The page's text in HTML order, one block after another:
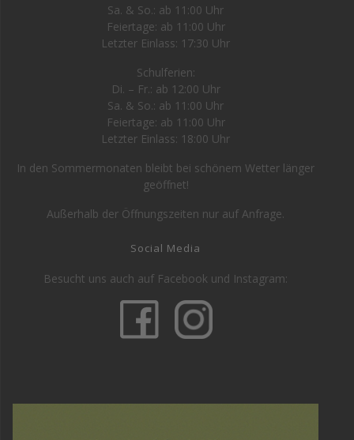
Sa. & So.: ab 11:00 Uhr
Feiertage: ab 11:00 Uhr
Letzter Einlass: 17:30 Uhr
Schulferien:
Di. – Fr.: ab 12:00 Uhr
Sa. & So.: ab 11:00 Uhr
Feiertage: ab 11:00 Uhr
Letzter Einlass: 18:00 Uhr
In den Sommermonaten bleibt bei schönem Wetter länger
geöffnet!
Außerhalb der Öffnungszeiten nur auf Anfrage.
Social Media
Besucht uns auch auf Facebook und Instagram: